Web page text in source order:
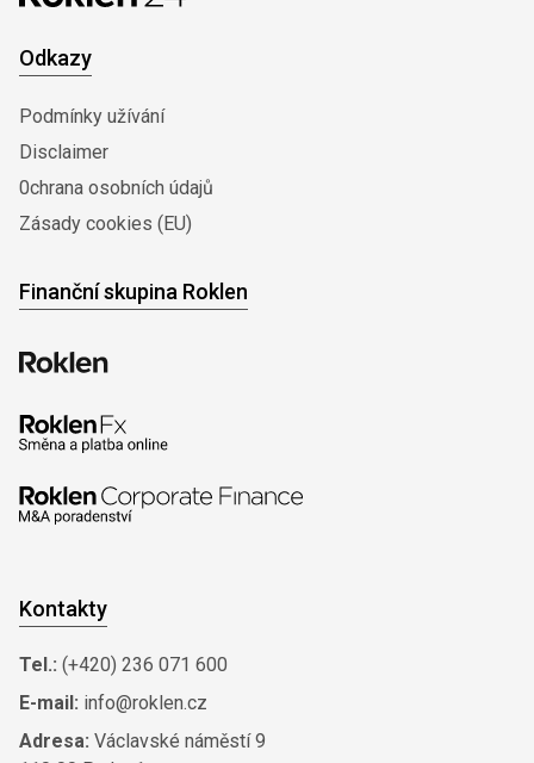
Odkazy
Podmínky užívání
Disclaimer
0chrana osobních údajů
Zásady cookies (EU)
Finanční skupina Roklen
Kontakty
Tel.: (+420) 236 071 600
E-mail: info@roklen.cz
Adresa: Václavské náměstí 9